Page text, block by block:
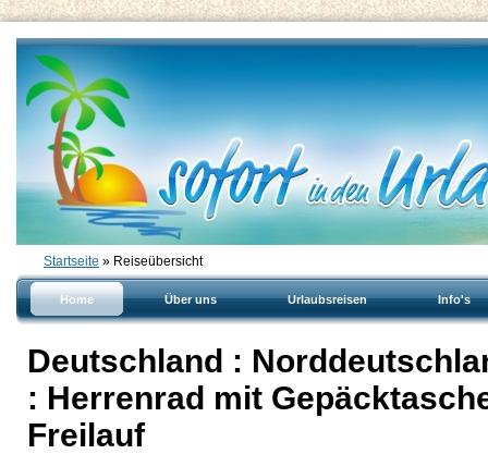
Startseite » Reiseübersicht
Home Über uns Urlaubsreisen Info's
Deutschland :
: Herrenrad mit
Freilauf